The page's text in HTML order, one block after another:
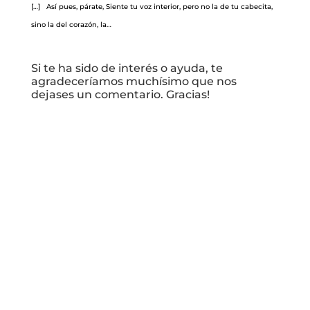
[…] Así pues, párate, Siente tu voz interior, pero no la de tu cabecita,
sino la del corazón, la…
Si te ha sido de interés o ayuda, te
agradeceríamos muchísimo que nos
dejases un comentario. Gracias!